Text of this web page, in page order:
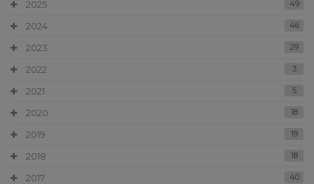
2025 49
2024 46
2023 29
2022 3
2021 5
2020 18
2019 19
2018 18
2017 40